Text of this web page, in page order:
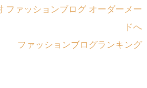
ファッションブログランキング